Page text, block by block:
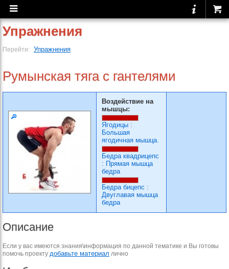
Упражнения
Перейти: Упражнения
Румынская тяга с гантелями
Воздействие на
мышцы:
Ягодицы :
Большая
ягодичная мышца.
Бедра квадрицепс
: Прямая мышца
бедра
Бедра бицепс :
Двуглавая мышца
бедра
Описание
Если у вас имеются знания\информация по данной тематике и Вы готовы
помочь проекту добавьте материал лично